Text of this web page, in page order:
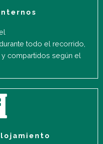
todo el recorrido,
compartidos según el